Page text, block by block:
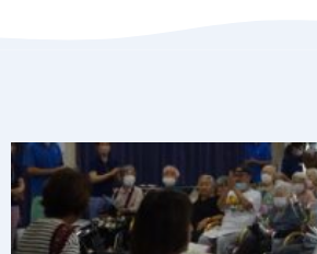
プライバシーポリシー
アクセス
通所リハビリテーション
医療法人 杏仁会 おかだクリニック